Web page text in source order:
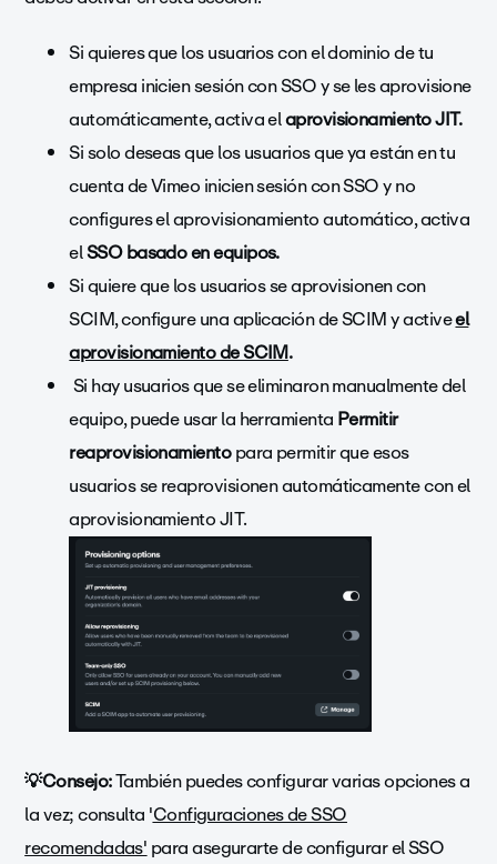
Si quieres que los usuarios con el dominio de tu
empresa inicien sesión con SSO y se les aprovisione
automáticamente, activa elaprovisionamiento JIT.
Si solo deseas que los usuarios que ya están en tu
cuenta de Vimeo inicien sesión con SSO y no
configures el aprovisionamiento automático, activa
elSSO basado en equipos.
Si quiere que los usuarios se aprovisionen con
SCIM, configure una aplicación de SCIM y activeel
aprovisionamiento de SCIM.
Si hay usuarios que se eliminaron manualmente del
equipo, puede usar la herramientaPermitir
reaprovisionamientopara permitir que esos
usuarios se reaprovisionen automáticamente con el
aprovisionamiento JIT.
💡Consejo:También puedes configurar varias opciones a
la vez; consulta 'Configuraciones de SSO
recomendadas'para asegurarte de configurar el SSO